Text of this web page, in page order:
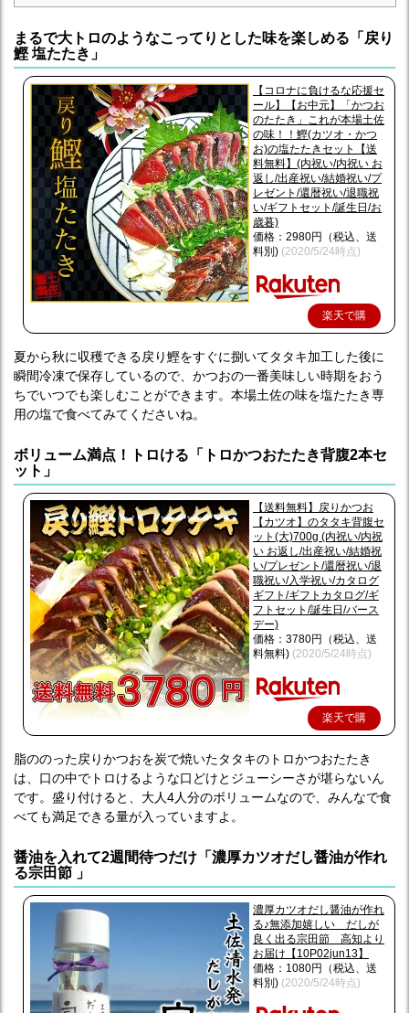
まるで大トロのようなこってりとした味を楽しめる「戻り
鰹 塩たたき」
【コロナに負けるな応援セ
ール】【お中元】「かつお
のたたき」これが本場土佐
の味！！鰹(カツオ・かつ
お)の塩たたきセット【送
料無料】(内祝い/内祝い お
返し/出産祝い/結婚祝い/プ
レゼント/還暦祝い/退職祝
い/ギフトセット/誕生日/お
歳暮)
価格：2980円（税込、送
料別) (2020/5/24時点)
楽天で購
夏から秋に収穫できる戻り鰹をすぐに捌いてタタキ加工した後に
瞬間冷凍で保存しているので、かつおの一番美味しい時期をおう
ちでいつでも楽しむことができます。本場土佐の味を塩たたき専
用の塩で食べてみてくださいね。
ボリューム満点！トロける「トロかつおたたき背腹2本セ
ット」
【送料無料】戻りかつお
【カツオ】のタタキ背腹セ
ット(大)700g (内祝い/内祝
い お返し/出産祝い/結婚祝
い/プレゼント/還暦祝い/退
職祝い/入学祝い/カタログ
ギフト/ギフトカタログ/ギ
フトセット/誕生日/バース
デー)
価格：3780円（税込、送
料無料) (2020/5/24時点)
楽天で購
脂ののった戻りかつおを炭で焼いたタタキのトロかつおたたき
は、口の中でトロけるような口どけとジューシーさが堪らないん
です。盛り付けると、大人4人分のボリュームなので、みんなで食
べても満足できる量が入っていますよ。
醤油を入れて2週間待つだけ「濃厚カツオだし醤油が作れ
る宗田節 」
濃厚カツオだし醤油が作れ
る♪無添加嬉しい だしが
良く出る宗田節 高知より
お届け【10P02jun13】
価格：1080円（税込、送
料別) (2020/5/24時点)